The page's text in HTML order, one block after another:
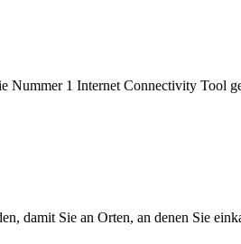
Nummer 1 Internet Connectivity Tool
Sie an Orten, an denen Sie